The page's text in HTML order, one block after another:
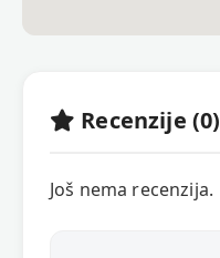
Recenzije (0)
Još nema recenzija.